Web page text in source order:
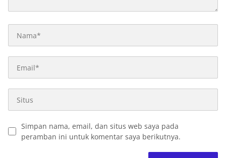
Simpan nama, email, dan situs web saya pada
peramban ini untuk komentar saya berikutnya.